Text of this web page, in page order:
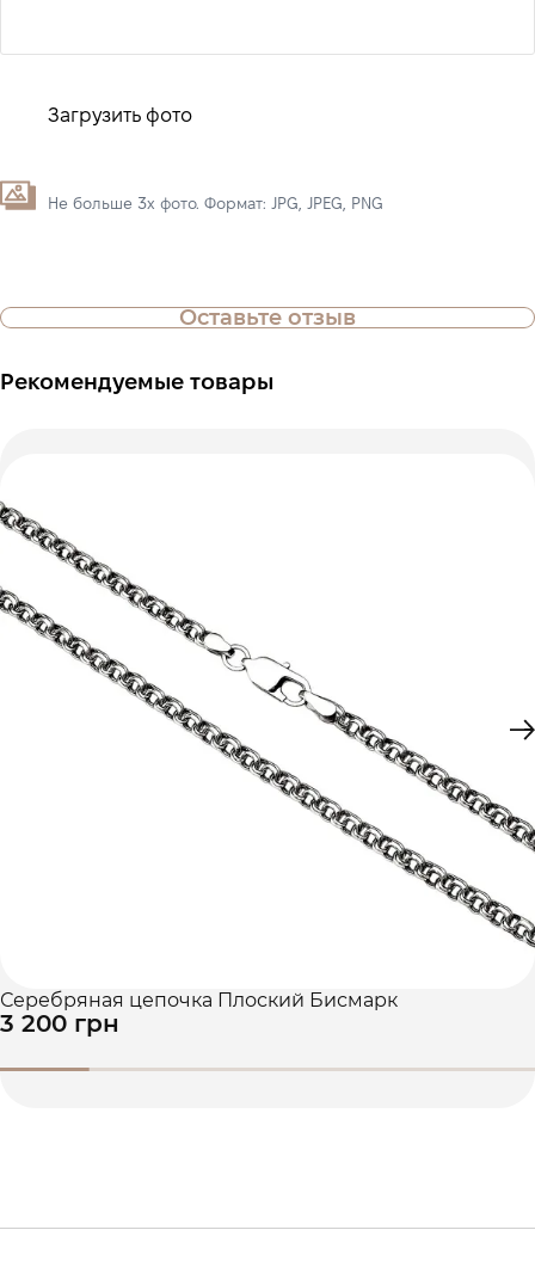
Загрузить фото
Не больше 3х фото. Формат: JPG, JPEG, PNG
Оставьте отзыв
Рекомендуемые товары
Серебряная цепочка Плоский Бисмарк
3 200 грн